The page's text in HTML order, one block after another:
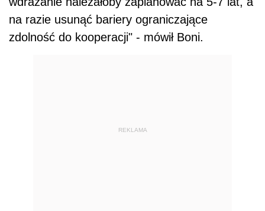
na razie usunąć bariery ograniczające
zdolność do kooperacji" - mówił Boni.
REKLAMA